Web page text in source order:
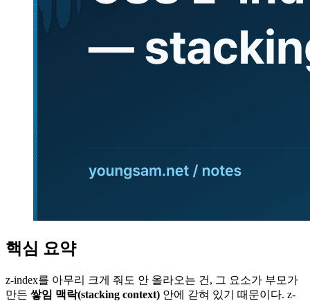
핵심 요약
z-index를 아무리 크게 줘도 안 올라오는 건, 그 요소가 부모가
만든 쌓임 맥락(stacking context) 안에 갇혀 있기 때문이다. z-